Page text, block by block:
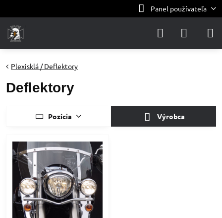
Panel používateľa
Plexisklá / Deflektory
Deflektory
Pozícia Výrobca